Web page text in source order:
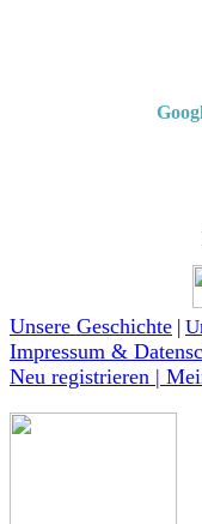
Unsere Geschichte |
Impressum &
Neu registrieren |